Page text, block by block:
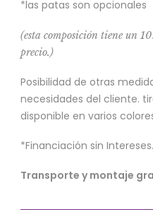
*las patas son opcionales
(esta composición tiene un
precio.)
Posibilidad de otras
necesidades del cliente.
disponible en varios
*Financiación sin Intereses.
Transporte y montaje